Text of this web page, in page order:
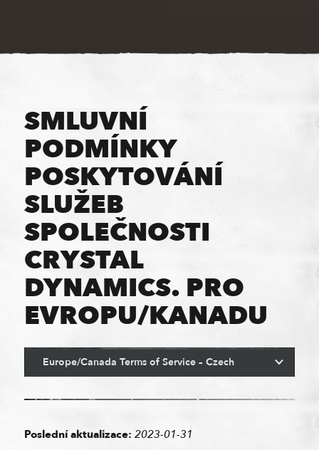
SMLUVNÍ
PODMÍNKY
POSKYTOVÁNÍ
SLUŽEB
SPOLEČNOSTI
CRYSTAL
DYNAMICS. PRO
EVROPU/KANADU
Poslední aktualizace: 2023-01-31